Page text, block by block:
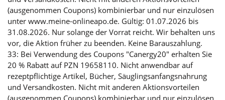
(ausgenommen Coupons) kombinierbar und nur einzulösen
unter www.meine-onlineapo.de. Gültig: 01.07.2026 bis
31.08.2026. Nur solange der Vorrat reicht. Wir behalten uns
vor, die Aktion früher zu beenden. Keine Barauszahlung.
33: Bei Verwendung des Coupons "Canergy20" erhalten Sie
20 % Rabatt auf PZN 19658110. Nicht anwendbar auf
rezeptpflichtige Artikel, Bücher, Säuglingsanfangsnahrung
und Versandkosten. Nicht mit anderen Aktionsvorteilen